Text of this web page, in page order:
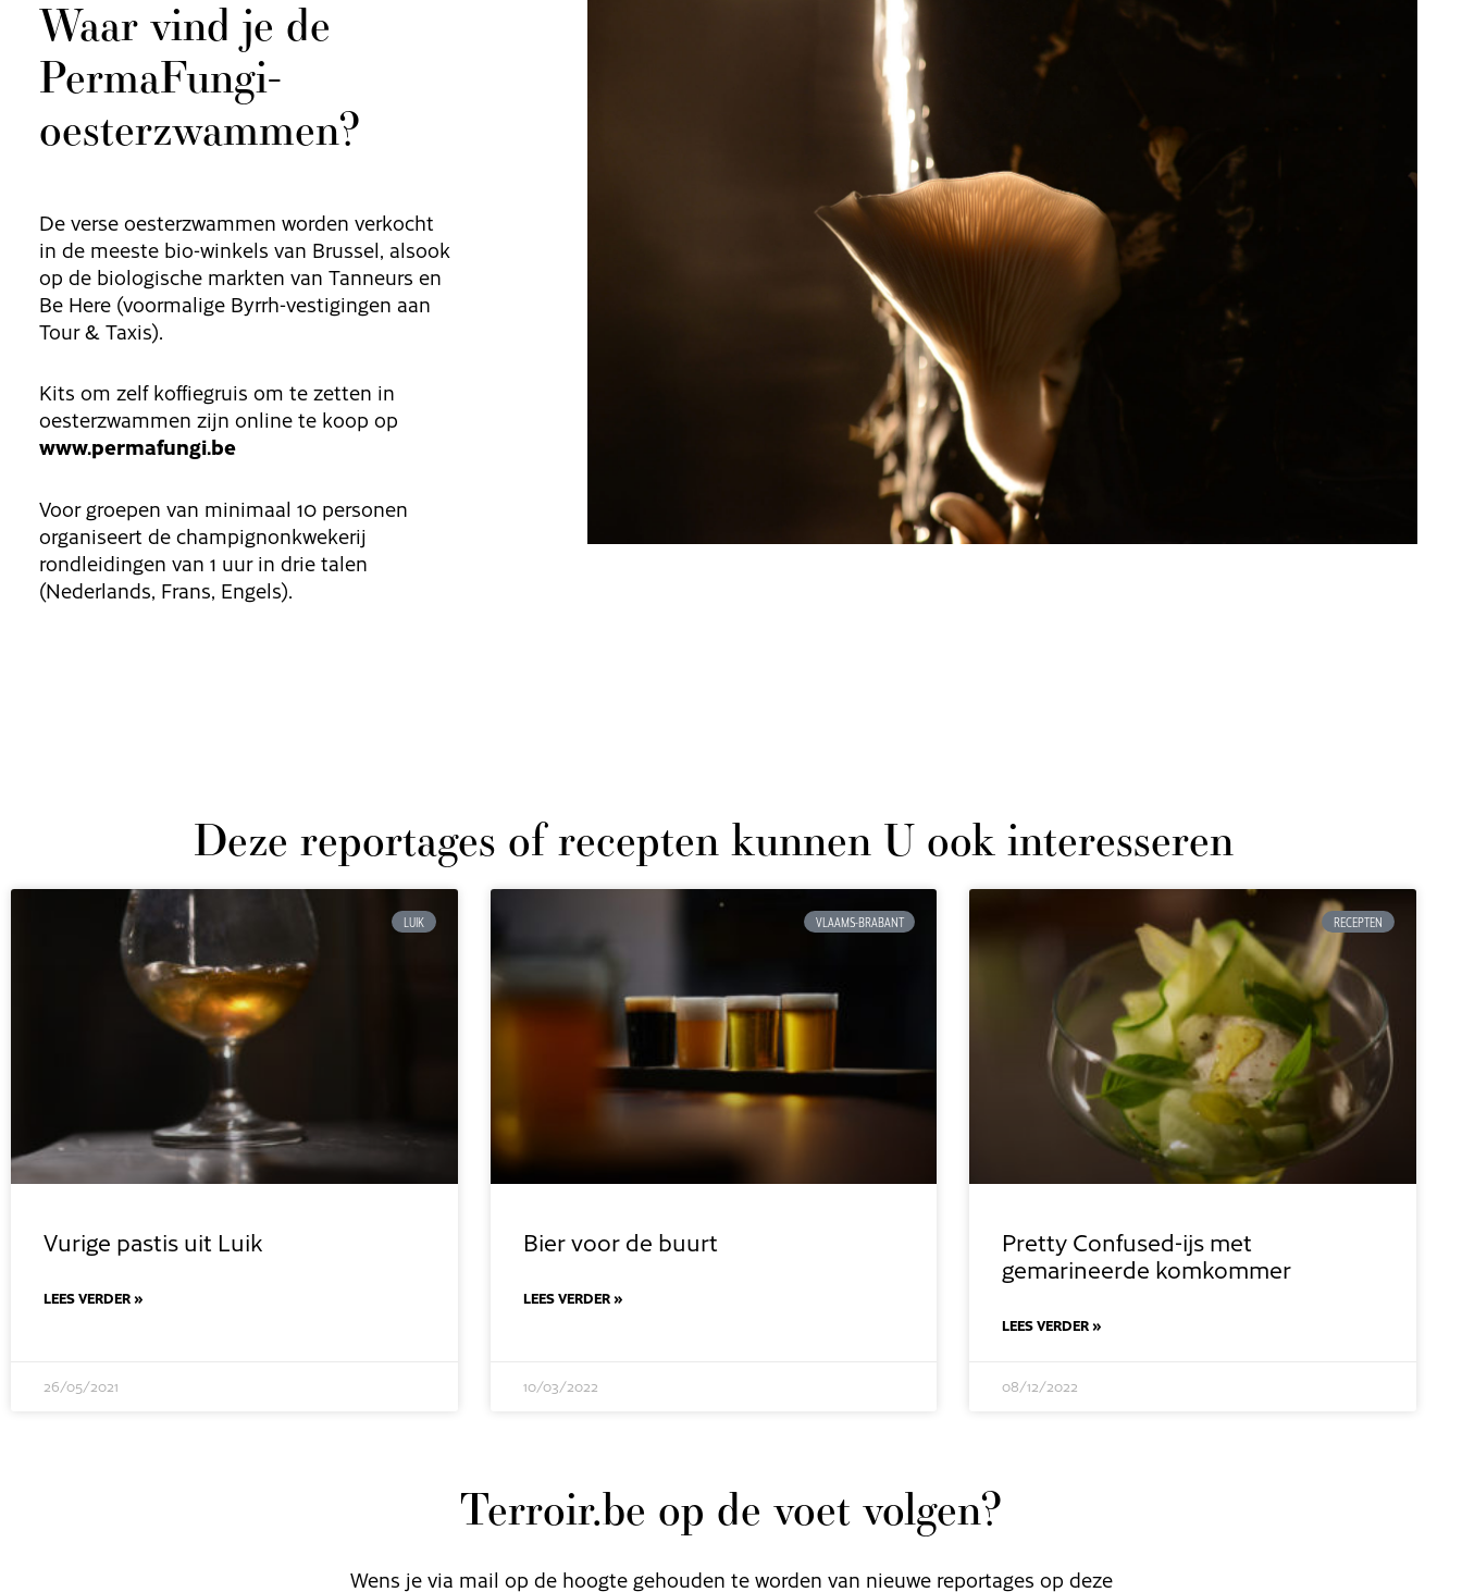
Waar vind je de
PermaFungi-
oesterzwammen?
De verse oesterzwammen worden verkocht
in de meeste bio-winkels van Brussel, alsook
op de biologische markten van Tanneurs en
Be Here (voormalige Byrrh-vestigingen aan
Tour & Taxis).
Kits om zelf koffiegruis om te zetten in
oesterzwammen zijn online te koop op
www.permafungi.be
Voor groepen van minimaal 10 personen
organiseert de champignonkwekerij
rondleidingen van 1 uur in drie talen
(Nederlands, Frans, Engels).
Deze reportages of recepten kunnen U ook interesseren
LUIK
Vurige pastis uit Luik
LEES VERDER »
26/05/2021
VLAAMS-BRABANT
Bier voor de buurt
LEES VERDER »
10/03/2022
RECEPTEN
Pretty Confused-ijs met
gemarineerde komkommer
LEES VERDER »
08/12/2022
Terroir.be op de voet volgen?
Wens je via mail op de hoogte gehouden te worden van nieuwe reportages op deze